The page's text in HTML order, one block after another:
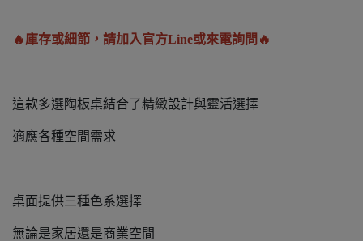
🔥庫存或細節，請加入官方Line或來電詢問🔥
這款多選陶板桌結合了精緻設計與靈活選擇
適應各種空間需求
桌面提供三種色系選擇
無論是家居還是商業空間